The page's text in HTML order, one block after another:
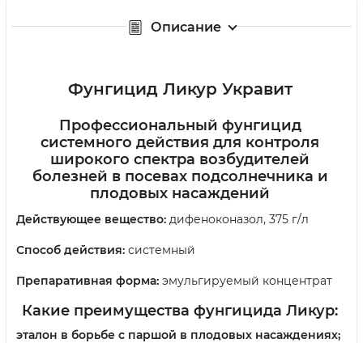
Описание
Фунгицид Ликур Укравит
Профессиональный фунгицид
системного действия для контроля
широкого спектра возбудителей
болезней в посевах подсолнечника и
плодовых насаждений
Действующее вещество: дифеноконазол, 375 г/л
Способ действия: системный
Препаративная форма: эмульгируемый концентрат
Какие преимущества фунгицида Ликур:
эталон в борьбе с паршой в плодовых насаждениях;